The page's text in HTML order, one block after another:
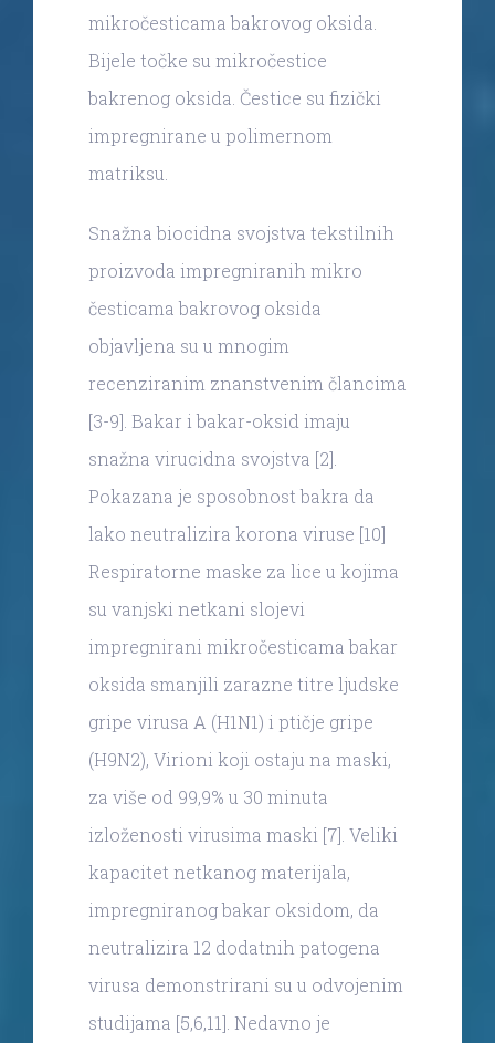
mikročesticama bakrovog oksida.
Bijele točke su mikročestice
bakrenog oksida. Čestice su fizički
impregnirane u polimernom
matriksu.
Snažna biocidna svojstva tekstilnih
proizvoda impregniranih mikro
česticama bakrovog oksida
objavljena su u mnogim
recenziranim znanstvenim člancima
[3-9]. Bakar i bakar-oksid imaju
snažna virucidna svojstva [2].
Pokazana je sposobnost bakra da
lako neutralizira korona viruse [10]
Respiratorne maske za lice u kojima
su vanjski netkani slojevi
impregnirani mikročesticama bakar
oksida smanjili zarazne titre ljudske
gripe virusa A (H1N1) i ptičje gripe
(H9N2), Virioni koji ostaju na maski,
za više od 99,9% u 30 minuta
izloženosti virusima maski [7]. Veliki
kapacitet netkanog materijala,
impregniranog bakar oksidom, da
neutralizira 12 dodatnih patogena
virusa demonstrirani su u odvojenim
studijama [5,6,11]. Nedavno je